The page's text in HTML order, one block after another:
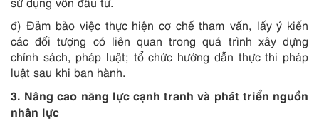
đ) Đảm bảo việc thực hiện cơ chế tham vấn, lấy ý kiến
các đối tượng có liên quan trong quá trình xây dựng
chính sách, pháp luật; tổ chức hướng dẫn thực thi pháp
luật sau khi ban hành.
3. Nâng cao năng lực cạnh tranh và phát triển nguồn
nhân lực